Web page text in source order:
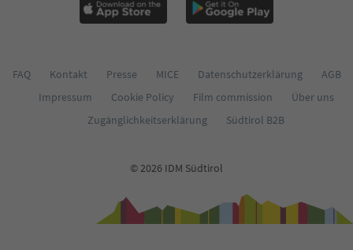
FAQ Kontakt Presse MICE Datenschutzerklärung
AGB
Impressum
Cookie Policy Film commission
Über uns
Zugänglichkeitserklärung
Südtirol B2B
© 2026 IDM Südtirol